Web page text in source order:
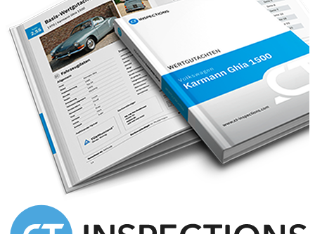
She is very unusually a UK factory right hand drive example, we
haven't seen any other RHD examples offered anywhere....
The car itself pulls the chord of a sunny Sunday drive type machine,
you know, blue skies, wind in the hair stuff
And should the weather interrupt your journey, the hood which is in
immaculate condition, operates with such ease folding neatly away
behind the rear seats
There are some really lovely design cues provided by the Touring
body; the thin windscreen frame likable to the bezel one might find
on an elegant dress watch, the front light cluster almost personifying
the car and the simple single exit exhaust, although sonorous,
sumptuously subtle
The interior is completely original and all the better for that, whilst
the paint, originally white from the factory, is now Silver Birch (yes